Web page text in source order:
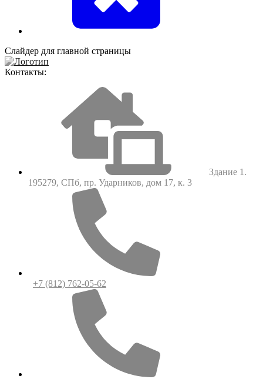
Слайдер для главной страницы
Контакты:
Здание 1.
195279, СПб, пр. Ударников, дом 17, к. 3
+7 (812) 762-05-62